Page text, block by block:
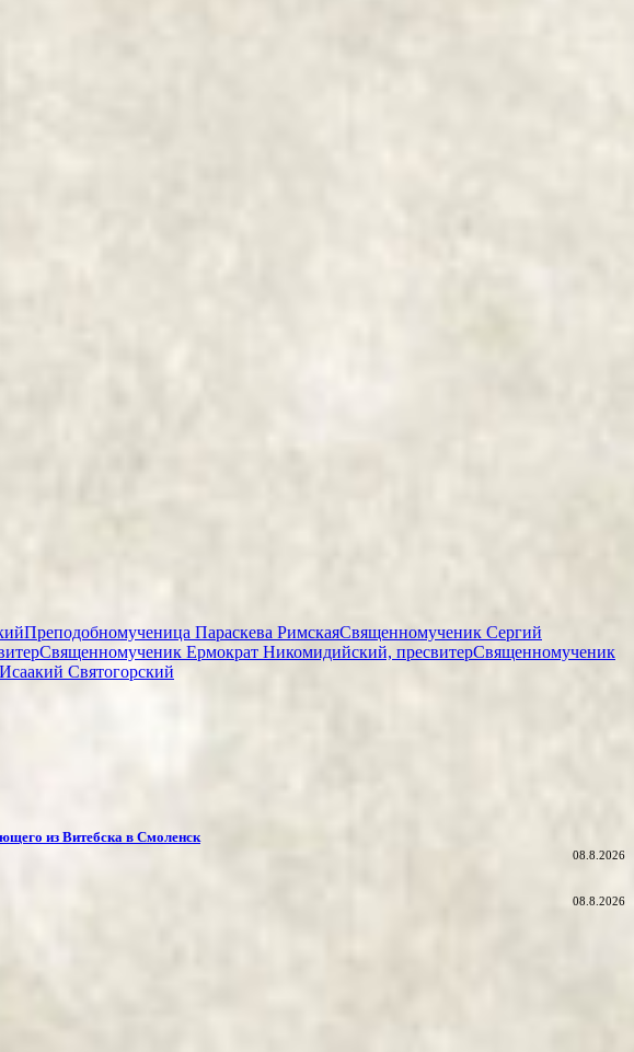
Преподобномученица Параскева РимскаяСвященномученик Сергий
Священномученик Ермократ Никомидийский, пресвитерСвященномученик
Святогорский
из Витебска в Смоленск
08.8.2026
08.8.2026